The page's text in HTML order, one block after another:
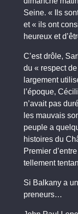
Seine. « Ils
et « ils ont
heureux et
C’est drôle,
du « respect
largement
l’époque,
n’avait pas
les mauvais
peuple a
histoires du
Premier
tellement
Si Balkany a
preneurs…